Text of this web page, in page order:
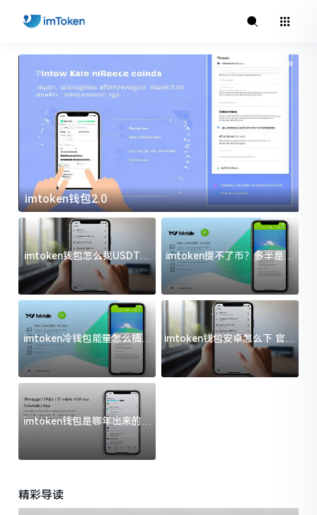
imtoken钱包2.0
imtoken钱包怎么找USDT地
址？三步搞定不踩坑
imtoken提不了币？多半是这
几件事没处理好
imtoken冷钱包能量怎么搞？
过来人告诉你门道
imtoken钱包安卓怎么下 官方
渠道避坑指南
imtoken钱包是哪年出来的？
一文给你说清楚
精彩导读